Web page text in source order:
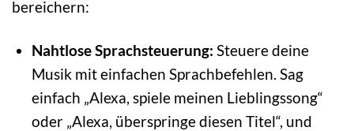
bereichern:
Nahtlose Sprachsteuerung: Steuere deine
Musik mit einfachen Sprachbefehlen. Sag
einfach „Alexa, spiele meinen Lieblingssong“
oder „Alexa, überspringe diesen Titel“, und